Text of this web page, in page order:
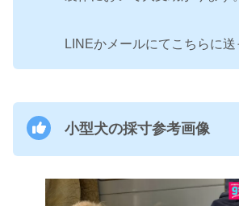
LINEかメールにてこちらに送
小型犬の採寸参考画像